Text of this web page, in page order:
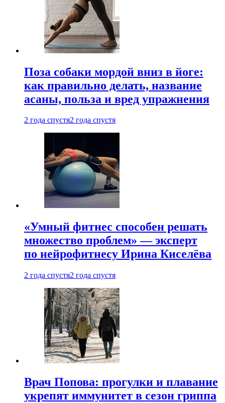
Поза собаки мордой вниз в йоге:
как правильно делать, название
асаны, польза и вред упражнения
2 года спустя2 года спустя
«Умный фитнес способен решать
множество проблем» — эксперт
по нейрофитнесу Ирина Киселёва
2 года спустя2 года спустя
Врач Попова: прогулки и плавание
укрепят иммунитет в сезон гриппа